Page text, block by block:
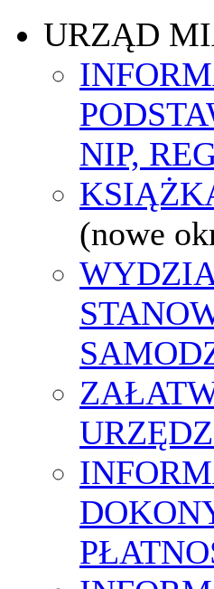
URZĄD
NIP,
(nowe